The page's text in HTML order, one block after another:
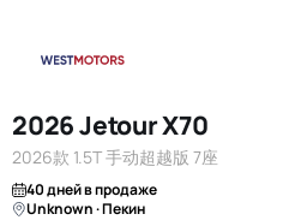
2026 Jetour X70
2026款 1.5T 手动超越版 7座
40 дней в продаже
Unknown · Пекин